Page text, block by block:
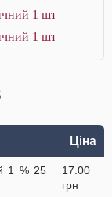
1 шт
1 шт
Ціна
1 % 25
17.00
грн